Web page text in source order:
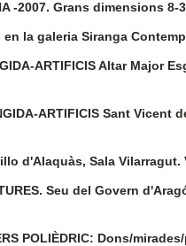
-2007. Grans dimensions 8-
en la galeria Siranga
ARTIFICIS Altar Major
ARTIFICIS Sant
d'Alaquàs, Sala Vilarragut.
Seu del Govern
POLIÈDRIC: Dons/